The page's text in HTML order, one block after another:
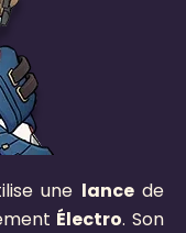
une lancede
Électro. Son